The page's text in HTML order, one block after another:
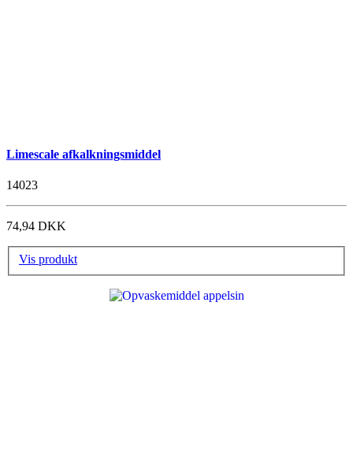
Limescale afkalkningsmiddel
14023
74,94 DKK
Vis produkt